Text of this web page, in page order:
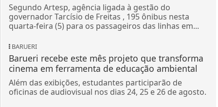
Segundo Artesp, agência ligada à gestão do
governador Tarcísio de Freitas , 195 ônibus nesta
quarta-feira (5) para os passageiros das linhas em...
BARUERI
Barueri recebe este mês projeto que transforma
cinema em ferramenta de educação ambiental
Além das exibições, estudantes participarão de
oficinas de audiovisual nos dias 24, 25 e 26 de agosto.